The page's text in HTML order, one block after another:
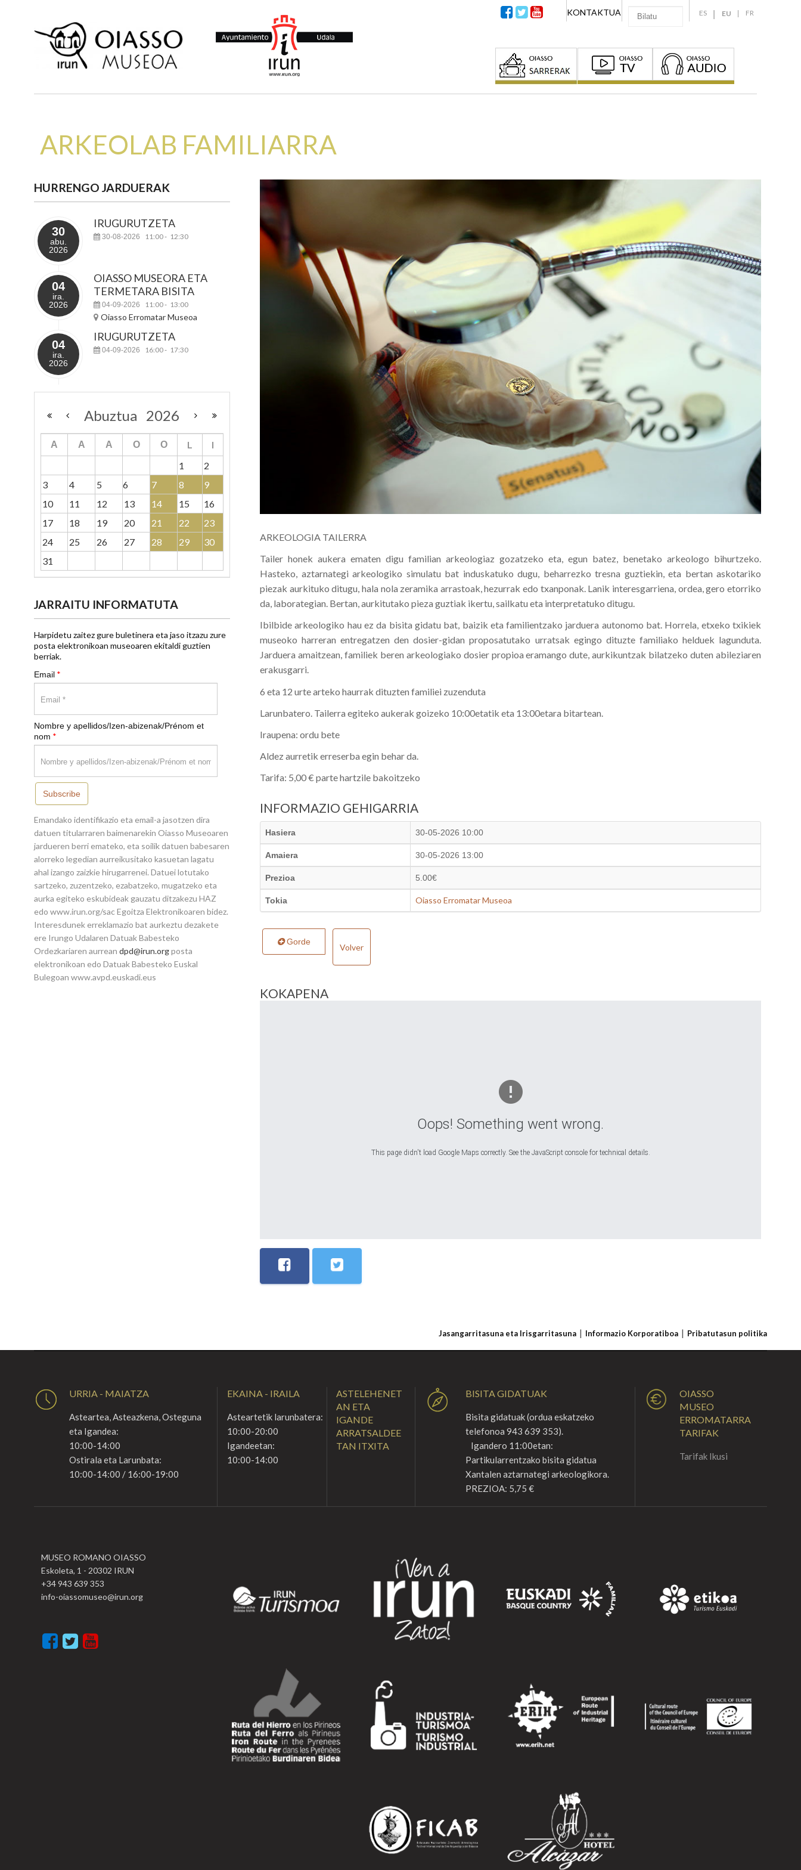
ES EU FR
KONTAKTUA
ARKEOLAB FAMILIARRA
ARKEOLOGIA TAILERRA
Tailer honek aukera ematen digu familian arkeologiaz gozatzeko eta, egun batez, benetako arkeologo bihurtzeko.
Hasteko, aztarnategi arkeologiko simulatu bat induskatuko dugu, beharrezko tresna guztiekin, eta bertan askotariko
piezak aurkituko ditugu, hala nola zeramika arrastoak, hezurrak edo txanponak. Lanik interesgarriena, ordea, gero etorriko
da, laborategian. Bertan, aurkitutako pieza guztiak ikertu, sailkatu eta interpretatuko ditugu.
Ibilbide arkeologiko hau ez da bisita gidatu bat, baizik eta familientzako jarduera autonomo bat. Horrela, etxeko txikiek
museoko harreran entregatzen den dosier-gidan proposatutako urratsak egingo dituzte familiako helduek lagunduta.
Jarduera amaitzean, familiek beren arkeologiako dosier propioa eramango dute, aurkikuntzak bilatzeko duten abileziaren
erakusgarri.
6 eta 12 urte arteko haurrak dituzten familiei zuzenduta
Larunbatero. Tailerra egiteko aukerak goizeko 10:00etatik eta 13:00etara bitartean.
Iraupena: ordu bete
Aldez aurretik erreserba egin behar da.
Tarifa: 5,00 € parte hartzile bakoitzeko
INFORMAZIO GEHIGARRIA
Hasiera 30-05-2026 10:00
Amaiera 30-05-2026 13:00
Prezioa 5.00€
Tokia Oiasso Erromatar Museoa
Gorde
Volver
KOKAPENA
Oops! Something went wrong.
This page didn't load Google Maps correctly. See the JavaScript console for technical details.
HURRENGO JARDUERAK
30
abu.
2026
IRUGURUTZETA
30-08-2026 11:00- 12:30
04
ira.
2026
OIASSO MUSEORA ETA
TERMETARA BISITA
04-09-2026 11:00- 13:00
Oiasso Erromatar Museoa
04
ira.
2026
IRUGURUTZETA
04-09-2026 16:00- 17:30
Abuztua 2026
A A A O O L
I
1
2
3
4 5 6 7 8
9
10
11 12 13 14 15
16
17
18 19 20 21 22
23
24
25 26 27 28 29
30
31
JARRAITU INFORMATUTA
Harpidetu zaitez gure buletinera eta jaso itzazu zure
posta elektronikoan museoaren ekitaldi guztien
berriak.
Email *
Nombre y apellidos/Izen-abizenak/Prénom et
nom *
Subscribe
Emandako identifikazio eta email-a jasotzen dira
datuen titularraren baimenarekin Oiasso Museoaren
jardueren berri emateko, eta soilik datuen babesaren
alorreko legedian aurreikusitako kasuetan lagatu
ahal izango zaizkie hirugarrenei. Datuei lotutako
sartzeko, zuzentzeko, ezabatzeko, mugatzeko eta
aurka egiteko eskubideak gauzatu ditzakezu HAZ
edo www.irun.org/sac Egoitza Elektronikoaren bidez.
Interesdunek erreklamazio bat aurkeztu dezakete
ere Irungo Udalaren Datuak Babesteko
Ordezkariaren aurrean dpd@irun.orgposta
elektronikoan edo Datuak Babesteko Euskal
Bulegoan www.avpd.euskadi.eus
Jasangarritasuna eta Irisgarritasuna Informazio Korporatiboa Pribatutasun politika
URRIA - MAIATZA
Asteartea, Asteazkena, Osteguna
eta Igandea:
10:00-14:00
Ostirala eta Larunbata:
10:00-14:00 / 16:00-19:00
EKAINA - IRAILA
Asteartetik larunbatera:
10:00-20:00
Igandeetan:
10:00-14:00
ASTELEHENET
AN ETA
IGANDE
ARRATSALDEE
TAN ITXITA
BISITA GIDATUAK
Bisita gidatuak (ordua eskatzeko
telefonoa 943 639 353).
Igandero 11:00etan:
Partikularrentzako bisita gidatua
Xantalen aztarnategi arkeologikora.
PREZIOA: 5,75 €
OIASSO
MUSEO
ERROMATARRA
TARIFAK
Tarifak Ikusi
MUSEO ROMANO OIASSO
Eskoleta, 1 - 20302 IRUN
+34 943 639 353
info-oiassomuseo@irun.org